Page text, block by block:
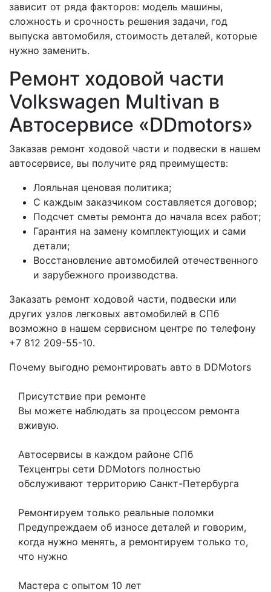
зависит от ряда факторов: модель машины,
сложность и срочность решения задачи, год
выпуска автомобиля, стоимость деталей, которые
нужно заменить.
Ремонт ходовой части
Volkswagen Multivan в
Автосервисе «DDmotors»
Заказав ремонт ходовой части и подвески в нашем
автосервисе, вы получите ряд преимуществ:
Лояльная ценовая политика;
С каждым заказчиком составляется договор;
Подсчет сметы ремонта до начала всех работ;
Гарантия на замену комплектующих и сами
детали;
Восстановление автомобилей отечественного
и зарубежного производства.
Заказать ремонт ходовой части, подвески или
других узлов легковых автомобилей в СПб
возможно в нашем сервисном центре по телефону
+7 812 209-55-10.
Почему выгодно ремонтировать авто в DDMotors
Присутствие при ремонте
Вы можете наблюдать за процессом ремонта
вживую.
Автосервисы в каждом районе СПб
Техцентры сети DDMotors полностью
обслуживают территорию Санкт-Петербурга
Ремонтируем только реальные поломки
Предупреждаем об износе деталей и говорим,
когда нужно менять, а ремонтируем только то,
что нужно
Мастера с опытом 10 лет